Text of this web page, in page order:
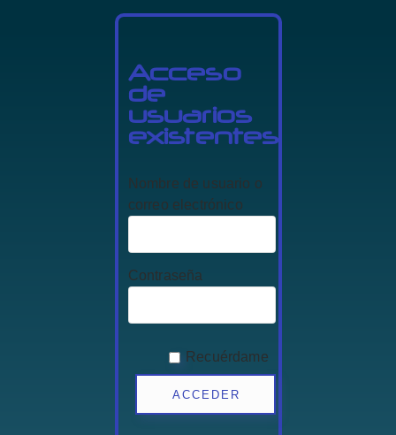
Acceso
de
usuarios
existentes
Nombre de usuario o
correo electrónico
Contraseña
Recuérdame